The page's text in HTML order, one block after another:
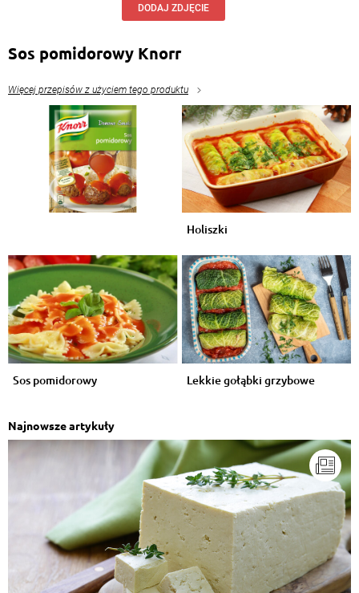
DODAJ ZDJĘCIE
Sos pomidorowy Knorr
Więcej przepisów z użyciem tego produktu
Holiszki
Sos pomidorowy Lekkie gołąbki grzybowe
Najnowsze artykuły